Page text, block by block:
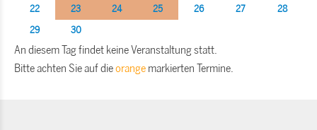
22
23 24 25 26 27
28
29
30
An diesem Tag findet keine Veranstaltung statt.
Bitte achten Sie auf dieorange markierten Termine.